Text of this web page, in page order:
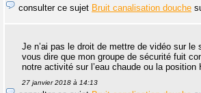
consulter ce sujet Bruit canalisation douche
Je n’ai pas le droit de mettre de vidéo sur le
vous dire que mon groupe de sécurité fuit
notre activité sur l’eau chaude ou la position
27 janvier 2018 à 14:13